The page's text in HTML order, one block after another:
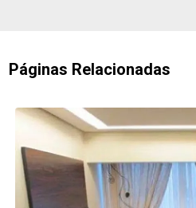
Páginas Relacionadas